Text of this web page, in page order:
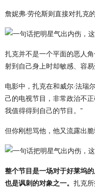
詹妮弗·劳伦斯则直接对扎克
扎克并不是一个平面的恶人
射到自己身上时却敏感、容易
电影中，扎克在和威尔·法瑞
己的电视节目，非常政治不
我值得得到自己的节目。”
但你刚想骂他，他又流露出脆
整个节目是一场对于好莱坞
也是讽刺的对象之一。 扎克